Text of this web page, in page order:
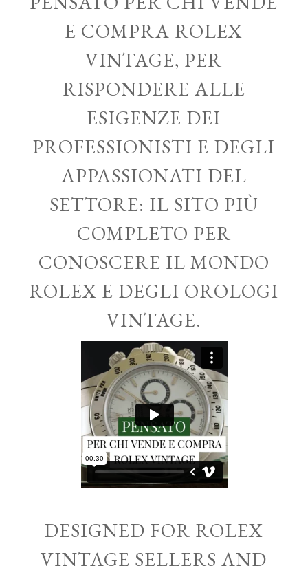
E COMPRA ROLEX
VINTAGE, PER
RISPONDERE ALLE
ESIGENZE DEI
PROFESSIONISTI E DEGLI
APPASSIONATI DEL
SETTORE: IL SITO PIÙ
COMPLETO PER
CONOSCERE IL MONDO
ROLEX E DEGLI OROLOGI
VINTAGE.
DESIGNED FOR ROLEX
VINTAGE SELLERS AND